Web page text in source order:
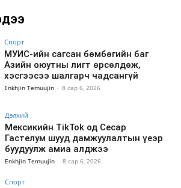
Спорт
МУИС-ийн сагсан бөмбөгийн баг
Азийн оюутны лигт өрсөлдөж,
хэсгээсээ шалгарч чадсангүй
Enkhjin Temuujin - 8 сар 6, 2026
Дэлхий
Мексикийн TikTok од Сесар
Гастелум шууд дамжуулалтын үеэр
буудуулж амиа алджээ
Enkhjin Temuujin - 8 сар 6, 2026
Спорт